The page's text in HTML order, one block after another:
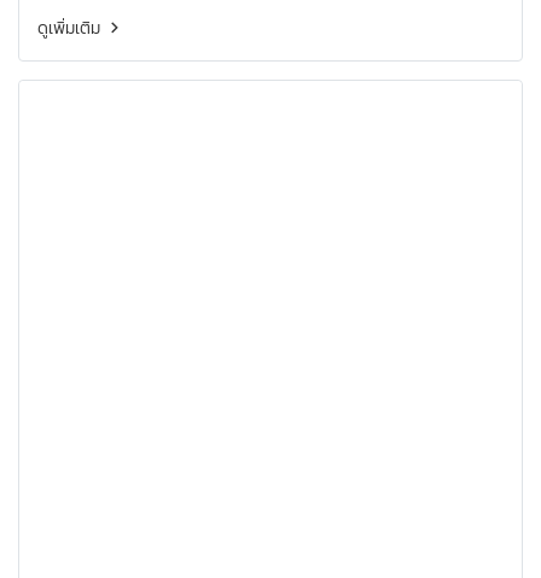
ดูเพิ่มเติม